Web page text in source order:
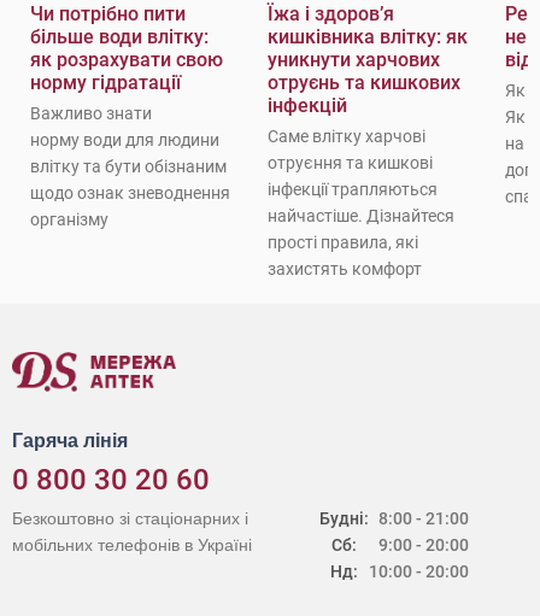
Чи потрібно пити
більше води влітку:
як розрахувати свою
норму гідратації
Важливо знати
норму води для людини
влітку та бути обізнаним
щодо ознак зневоднення
організму
Їжа і здоров’я
кишківника влітку: як
уникнути харчових
отруєнь та кишкових
інфекцій
Саме влітку харчові
отруєння та кишкові
інфекції трапляються
найчастіше. Дізнайтеся
прості правила, які
захистять комфорт
не
Як
Як
на
Гаряча лінія
0 800 30 20 60
Будні:
Сб:
Нд:
8:00 - 21:00
9:00 - 20:00
10:00 - 20:00
Безкоштовно зі стаціонарних і
мобільних телефонів в Україні